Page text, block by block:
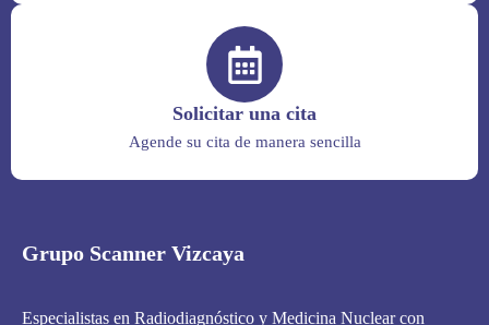
Solicitar una cita
Agende su cita de manera sencilla
Grupo Scanner Vizcaya
Especialistas en Radiodiagnóstico y Medicina Nuclear con